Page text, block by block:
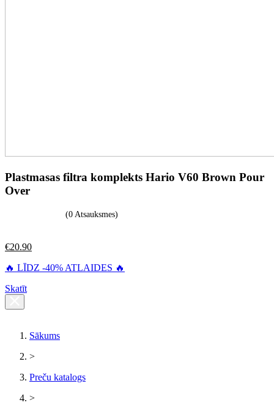
Plastmasas filtra komplekts Hario V60 Brown Pour
Over
(0 Atsauksmes)
€20.90
🔥 LĪDZ -40% ATLAIDES 🔥
Skatīt
Sākums
>
Preču katalogs
>